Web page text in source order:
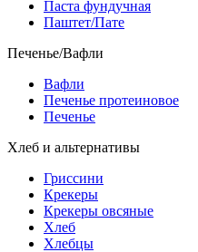
Паста фундучная
Паштет/Пате
Печенье/Вафли
Вафли
Печенье протеиновое
Печенье
Хлеб и альтернативы
Гриссини
Крекеры
Крекеры овсяные
Хлеб
Хлебцы